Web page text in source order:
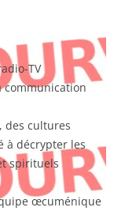
TV
communication
des cultures
à décrypter les
spirituels
œcuménique